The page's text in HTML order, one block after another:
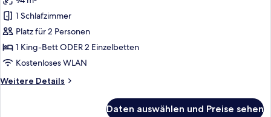
Suite,
Hafenblick
anzeigen
1 Schlafzimmer
Platz für 2 Personen
1 King-Bett ODER 2 Einzelbetten
Kostenloses WLAN
Weitere Details
Weitere
Daten auswählen und Preise sehen